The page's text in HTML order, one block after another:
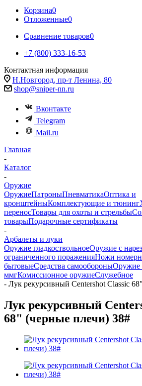
Корзина0
Отложенные0
Сравнение товаров0
+7 (800) 333-16-53
Контактная информация
Н.Новгород, пр-т Ленина, 80
shop@sniper-nn.ru
Вконтакте
Telegram
Mail.ru
Главная
-
Каталог
-
Оружие
ОружиеПатроныПневматикаОптика и
кронштейныКомплектующие и тюнинг
переносТовары для охоты и стрельбы
товарыПодарочные сертификаты
-
Арбалеты и луки
Оружие гладкоствольноеОружие с
ограниченного пораженияНожи
бытовыеСредства самообороныОружие
ммгКомиссионное оружиеСлужебное
- Лук рекурсивный Centershot Classic
Лук рекурсивный
68" (черные плечи) 38#